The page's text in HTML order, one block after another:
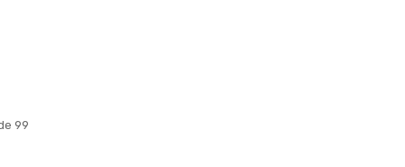
99